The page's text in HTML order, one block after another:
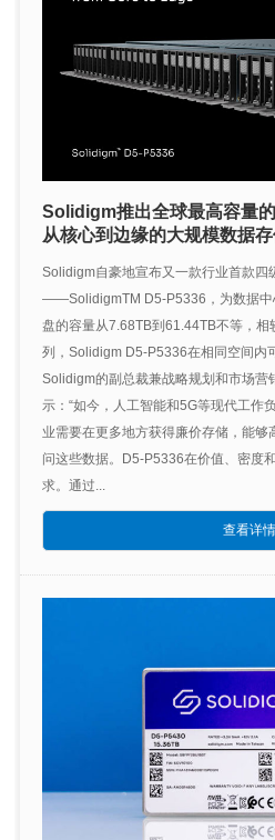
Solidigm推出全球最高容量
从核心到边缘的大规模数据
Solidigm自豪地宣布又一款行业首款四
——SolidigmTM D5-P5336，为数据中
盘的容量从7.68TB到61.44TB不等，
列，Solidigm D5-P5336在相同空间内
Solidigm的副总裁兼战略规划和市场营
示：“如今，人工智能和5G等现代工作
业需要在更多地方获得廉价存储，能够
问这些数据。D5-P5336在价值、密度
求。通过...
查看详情